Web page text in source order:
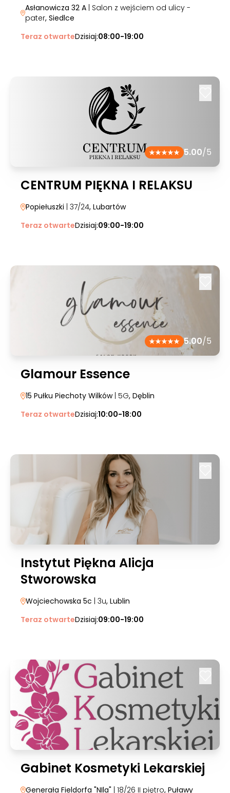
Asłanowicza 32 A| Salon z wejściem od ulicy -
pater, Siedlce
Teraz otwarteDzisiaj:08:00-19:00
5.00/5
CENTRUM PIĘKNA I RELAKSU
Popiełuszki | 37/24, Lubartów
Teraz otwarteDzisiaj:09:00-19:00
5.00/5
Glamour Essence
15 Pułku Piechoty Wilków | 5G, Dęblin
Teraz otwarteDzisiaj:10:00-18:00
Instytut Piękna Alicja
Stworowska
Wojciechowska 5c | 3u, Lublin
Teraz otwarteDzisiaj:09:00-19:00
Gabinet Kosmetyki Lekarskiej
Generała Fieldorfa "NIla" | 18/26 II piętro, Puławy